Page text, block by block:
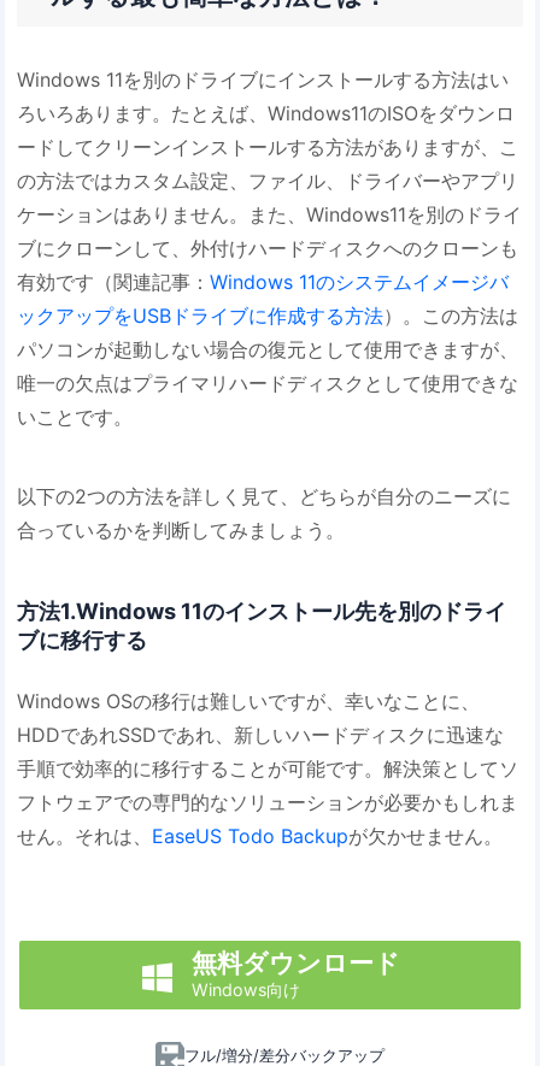
Windows 11を別のドライブにインストールする方法はい
ろいろあります。たとえば、Windows11のISOをダウンロ
ードしてクリーンインストールする方法がありますが、こ
の方法ではカスタム設定、ファイル、ドライバーやアプリ
ケーションはありません。また、Windows11を別のドライ
ブにクローンして、外付けハードディスクへのクローンも
有効です（関連記事：Windows 11のシステムイメージバ
ックアップをUSBドライブに作成する方法）。この方法は
パソコンが起動しない場合の復元として使用できますが、
唯一の欠点はプライマリハードディスクとして使用できな
いことです。
以下の2つの方法を詳しく見て、どちらが自分のニーズに
合っているかを判断してみましょう。
方法1.Windows 11のインストール先を別のドライ
ブに移行する
Windows OSの移行は難しいですが、幸いなことに、
HDDであれSSDであれ、新しいハードディスクに迅速な
手順で効率的に移行することが可能です。解決策としてソ
フトウェアでの専門的なソリューションが必要かもしれま
せん。それは、 EaseUS Todo Backupが欠かせません。
 無料ダウンロード
Windows向け
フル/増分/差分バックアップ